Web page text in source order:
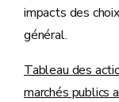
impacts des
général.
Tableau des
marchés publics